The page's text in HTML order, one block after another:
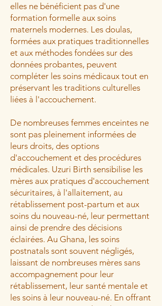
elles ne bénéficient pas d'une
formation formelle aux soins
maternels modernes. Les doulas,
formées aux pratiques traditionnelles
et aux méthodes fondées sur des
données probantes, peuvent
compléter les soins médicaux tout en
préservant les traditions culturelles
liées à l'accouchement.
De nombreuses femmes enceintes ne
sont pas pleinement informées de
leurs droits, des options
d'accouchement et des procédures
médicales. Uzuri Birth sensibilise les
mères aux pratiques d'accouchement
sécuritaires, à l'allaitement, au
rétablissement post-partum et aux
soins du nouveau-né, leur permettant
ainsi de prendre des décisions
éclairées. Au Ghana, les soins
postnatals sont souvent négligés,
laissant de nombreuses mères sans
accompagnement pour leur
rétablissement, leur santé mentale et
les soins à leur nouveau-né. En offrant